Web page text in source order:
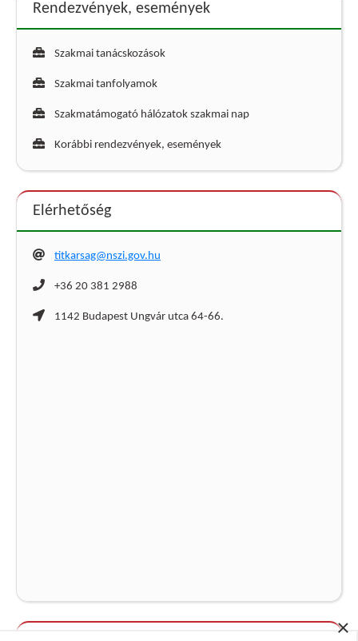
×
Rendezvények, események
Szakmai tanácskozások
Szakmai tanfolyamok
Szakmatámogató hálózatok szakmai nap
Korábbi rendezvények, események
Elérhetőség
titkarsag@nszi.gov.hu
+36 20 381 2988
1142 Budapest Ungvár utca 64-66.